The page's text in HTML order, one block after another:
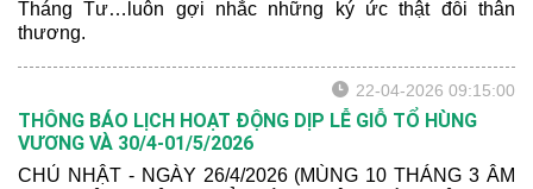
Tháng Tư…luôn gợi nhắc những ký ức thật đỗi thân
thương.
22-04-2026 09:15:00
THÔNG BÁO LỊCH HOẠT ĐỘNG DỊP LỄ GIỖ TỔ HÙNG
VƯƠNG VÀ 30/4-01/5/2026
CHỦ NHẬT - NGÀY 26/4/2026 (MÙNG 10 THÁNG 3 ÂM